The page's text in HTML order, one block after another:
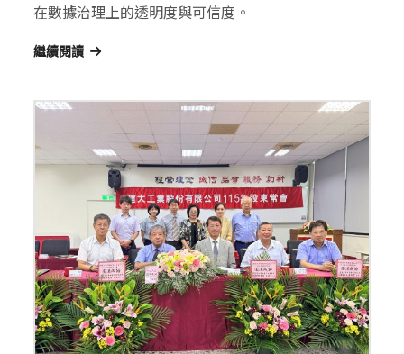
在數據治理上的透明度與可信度。
繼續閱讀